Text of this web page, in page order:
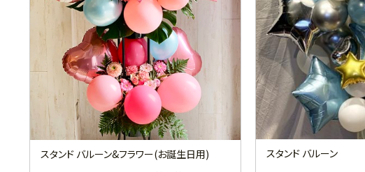
スタンド バルーン&フラワー(お誕生日用)
スタンド バルーン